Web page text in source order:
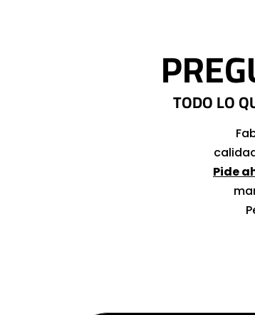
TODO LO
Pide